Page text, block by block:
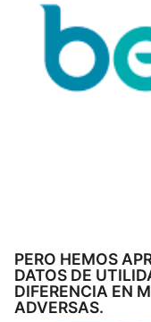
PERO HEMOS
DATOS DE
DIFERENCIA EN
ADVERSAS.